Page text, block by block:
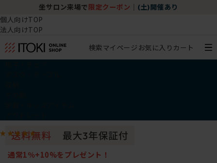
坐サロン来場で 限定クーポン (土)開催あり
個人向けTOP
法人向けTOP
検索マイページ お気に入り カート
通常1％+10%をプレゼント！